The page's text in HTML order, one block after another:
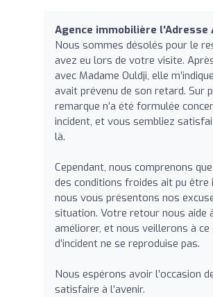
Agence immobilière l'Adresse
Nous sommes désolés pour le
avez eu lors de votre visite.
avec Madame Ouldji, elle
avait prévenu de son retard. Sur
remarque n’a été formulée
incident, et vous sembliez
là.
Cependant, nous comprenons
des conditions froides ait pu
nous vous présentons nos
situation. Votre retour nous aide
améliorer, et nous veillerons à ce
d’incident ne se reproduise pas.
Nous espérons avoir l’occasion
satisfaire à l’avenir.